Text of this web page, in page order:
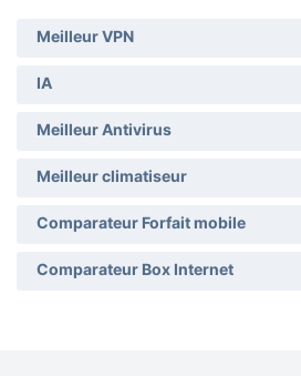
Meilleur VPN
IA
Meilleur Antivirus
Meilleur climatiseur
Comparateur Forfait mobile
Comparateur Box Internet